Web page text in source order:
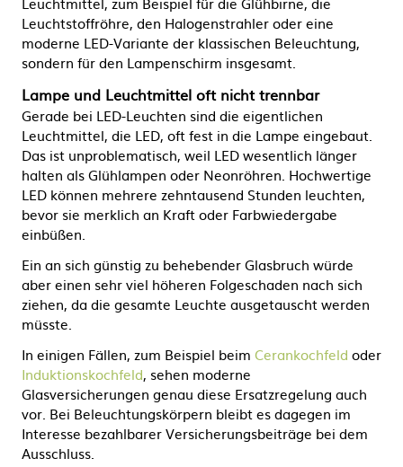
Leuchtstoffröhre, den Halogenstrahler oder eine
moderne LED-Variante der klassischen Beleuchtung,
sondern für den Lampenschirm insgesamt.
Lampe und Leuchtmittel oft nicht trennbar
Gerade bei LED-Leuchten sind die eigentlichen
Leuchtmittel, die LED, oft fest in die Lampe eingebaut.
Das ist unproblematisch, weil LED wesentlich länger
halten als Glühlampen oder Neonröhren. Hochwertige
LED können mehrere zehntausend Stunden leuchten,
bevor sie merklich an Kraft oder Farbwiedergabe
einbüßen.
Ein an sich günstig zu behebender Glasbruch würde
aber einen sehr viel höheren Folgeschaden nach sich
ziehen, da die gesamte Leuchte ausgetauscht werden
müsste.
In einigen Fällen, zum Beispiel beim Cerankochfeld oder
Induktionskochfeld, sehen moderne
Glasversicherungen genau diese Ersatzregelung auch
vor. Bei Beleuchtungskörpern bleibt es dagegen im
Interesse bezahlbarer Versicherungsbeiträge bei dem
Ausschluss.